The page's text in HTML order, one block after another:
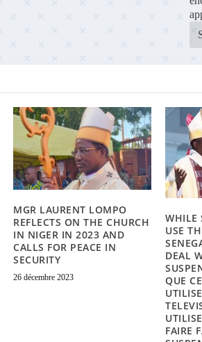
MGR LAURENT LOMPO
REFLECTS ON THE CHURCH
IN NIGER IN 2023 AND
CALLS FOR PEACE IN
SECURITY
26 décembre 2023
WHILE
USE
DEAL
QUE
FAIRE